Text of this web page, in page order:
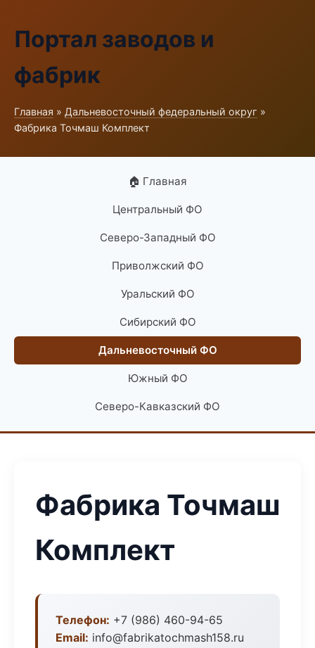
Портал заводов и
фабрик
Главная » Дальневосточный федеральный округ »
Фабрика Точмаш Комплект
🏠 Главная
Центральный ФО
Северо-Западный ФО
Приволжский ФО
Уральский ФО
Сибирский ФО
Дальневосточный ФО
Южный ФО
Северо-Кавказский ФО
Фабрика Точмаш
Комплект
Телефон: +7 (986) 460-94-65
Email: info@fabrikatochmash158.ru